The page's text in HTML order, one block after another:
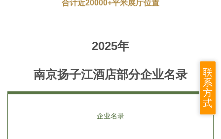
合计近20000+平米展厅位置
2025年
南京扬子江酒店部分企业名录
企业名录
联
系
方
式